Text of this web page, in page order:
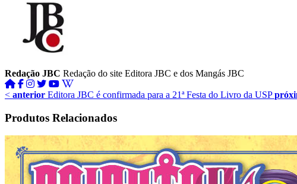
Redação JBC Redação do site Editora JBC e dos Mangás JBC
< anterior Editora JBC é confirmada para a 21ª Festa do Livro da USP
Produtos Relacionados